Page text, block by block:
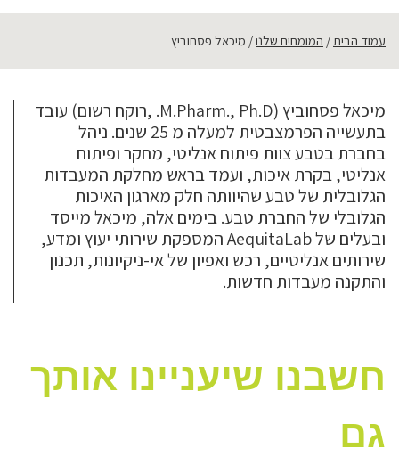
עמוד הבית המומחים שלנו מיכאל פסחוביץ
מיכאל פסחוביץ (M.Pharm., Ph.D. ,רוקח רשום) עובד
בתעשייה הפרמצבטית למעלה מ 25 שנים. ניהל
בחברת בטבע צוות פיתוח אנליטי, מחקר ופיתוח
אנליטי, בקרת איכות, ועמד בראש מחלקת המעבדות
הגלובלית של טבע שהיוותה חלק מארגון האיכות
הגלובלי של החברת טבע. בימים אלה, מיכאל מייסד
ובעלים של AequitaLab המספקת שירותי יעוץ ומדע,
שירותים אנליטיים, רכש ואפיון של אי-ניקיונות, תכנון
והתקנה מעבדות חדשות.
חשבנו שיעניינו אותך
גם